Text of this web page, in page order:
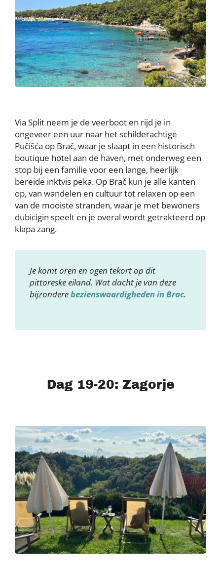
Via Split neem je de veerboot en rijd je in
ongeveer een uur naar het schilderachtige
Pučišća op Brač, waar je slaapt in een historisch
boutique hotel aan de haven, met onderweg een
stop bij een familie voor een lange, heerlijk
bereide inktvis peka. Op Brač kun je alle kanten
op, van wandelen en cultuur tot relaxen op een
van de mooiste stranden, waar je met bewoners
dubicigin speelt en je overal wordt getrakteerd op
klapa zang.
Je komt oren en ogen tekort op dit
pittoreske eiland. Wat dacht je van deze
bijzonderebezienswaardigheden in Brac.
Dag 19-20: Zagorje